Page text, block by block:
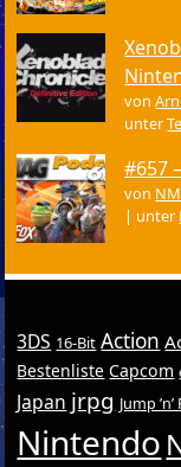
von
unter
#657
von
| unter
3DS 16-Bit Action
Bestenliste Capcom
Japan jrpg Jump
Nintendo